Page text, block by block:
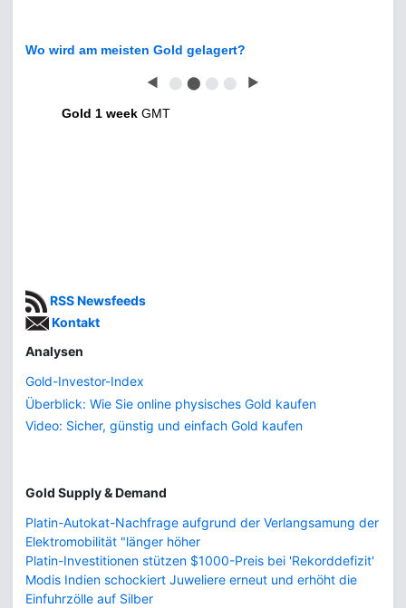
Wo wird am meisten Gold gelagert?
◀ ⬤ ⬤ ⬤ ⬤ ▶
Gold 1 week GMT
RSS Newsfeeds
Kontakt
Analysen
Gold-Investor-Index
Überblick: Wie Sie online physisches Gold kaufen
Video: Sicher, günstig und einfach Gold kaufen
Gold Supply & Demand
Platin-Autokat-Nachfrage aufgrund der Verlangsamung der
Elektromobilität "länger höher
Platin-Investitionen stützen $1000-Preis bei 'Rekorddefizit'
Modis Indien schockiert Juweliere erneut und erhöht die
Einfuhrzölle auf Silber